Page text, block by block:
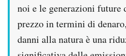
noi e le generazioni future
prezzo in termini di
danni alla natura è una